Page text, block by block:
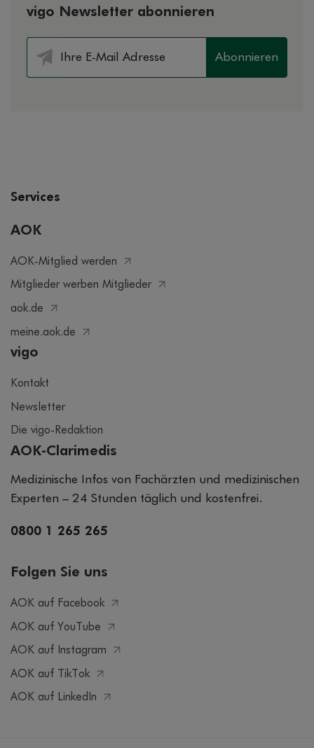
vigo Newsletter abonnieren
Abonnieren
Services
AOK
AOK-Mitglied werden
Mitglieder werben Mitglieder
aok.de
meine.aok.de
vigo
Kontakt
Newsletter
Die vigo-Redaktion
AOK-Clarimedis
Medizinische Infos von Fachärzten und medizinischen
Experten – 24 Stunden täglich und kostenfrei.
0800 1 265 265
Folgen Sie uns
AOK auf Facebook
AOK auf YouTube
AOK auf Instagram
AOK auf TikTok
AOK auf LinkedIn